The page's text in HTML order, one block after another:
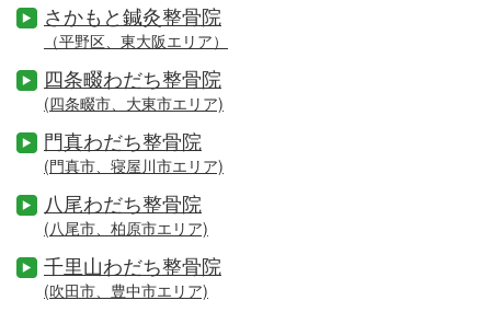
さかもと鍼灸整骨院
（平野区、東大阪エリア）
四条畷わだち整骨院
(四条畷市、大東市エリア)
門真わだち整骨院
(門真市、寝屋川市エリア)
八尾わだち整骨院
(八尾市、柏原市エリア)
千里山わだち整骨院
(吹田市、豊中市エリア)